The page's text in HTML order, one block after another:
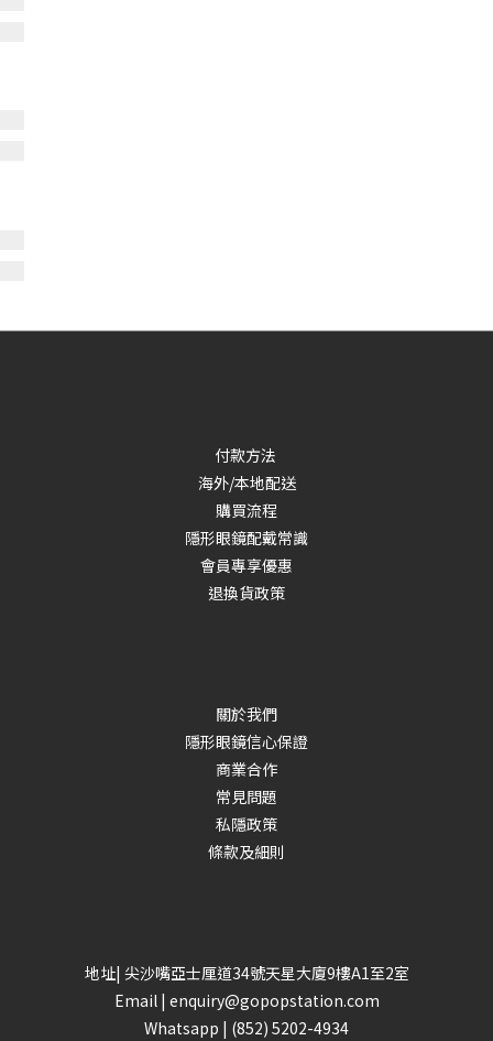
付款方法
海外/本地配送
購買流程
隱形眼鏡配戴常識
會員專享優惠
退換貨政策
關於我們
隱形眼鏡信心保證
商業合作
常見問題
私隱政策
條款及細則
地址| 尖沙嘴亞士厘道34號天星大廈9樓A1至2室
Email | enquiry@gopopstation.com
Whatsapp | (852) 5202-4934